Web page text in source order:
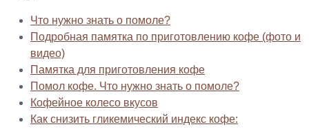
Что нужно знать о помоле?
Подробная памятка по приготовлению кофе (фото и
видео)
Памятка для приготовления кофе
Помол кофе. Что нужно знать о помоле?
Кофейное колесо вкусов
Как снизить гликемический индекс кофе: